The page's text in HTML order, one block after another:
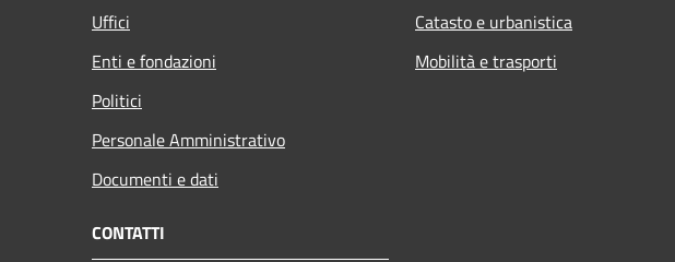
Uffici
Enti e fondazioni
Politici
Personale Amministrativo
Documenti e dati
Catasto e urbanistica
Mobilità e trasporti
CONTATTI